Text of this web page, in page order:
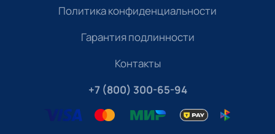
Политика конфиденциальности
Гарантия подлинности
Контакты
+7 (800) 300-65-94